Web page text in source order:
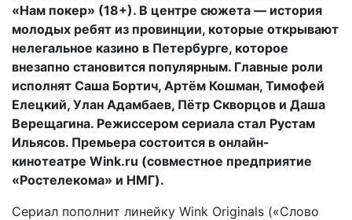
«Нам покер» (18+). В центре сюжета — история
молодых ребят из провинции, которые открывают
нелегальное казино в Петербурге, которое
внезапно становится популярным. Главные роли
исполнят Саша Бортич, Артём Кошман, Тимофей
Елецкий, Улан Адамбаев, Пётр Скворцов и Даша
Верещагина. Режиссером сериала стал Рустам
Ильясов. Премьера состоится в онлайн-
кинотеатре Wink.ru (совместное предприятие
«Ростелекома» и НМГ).
Сериал пополнит линейку Wink Originals («‎Слово